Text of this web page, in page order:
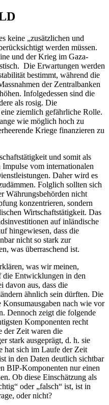
keine „zusätzlichen und
werden müssen.
und der Krieg im Gaza-
Die Erwartungen werden
bestimmt, während die
der Zentralbanken
Infolgedessen sind die
als rosig. Die
ziemlich gefährliche Rolle.
wie möglich hoch zu
Kriege finanzieren zu
und somit als
vom internationalen
Daher wird es
Folglich sollten sich
Währungsbehörden nicht
konzentrieren, sondern
Wirtschaftstätigkeit. Das
auf inländische
hingewiesen, dass die
nicht so stark zur
was überraschend ist.
was wir meinen,
die Entwicklungen in den
davon aus, dass die
ähnlich sein dürften. Die
Konsumausgaben nach wie vor
Dennoch zeigt die folgende
Komponenten recht
der Zeit waren die
stark ausgeprägt, d. h. sie
hat sich im Laufe der Zeit
in den Daten deutlich sichtbar
BIP-Komponenten nur einen
Ob diese Einschätzung als
oder „falsch“ ist, ist in
oder nicht?